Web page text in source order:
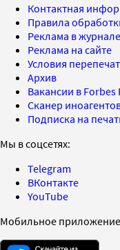
Контактная
Правила
Реклама в журнале
Реклама на сайте
Условия
Архив
Вакансии в Forbes
Сканер
Подписка на
Мы в соцсетях:
Telegram
ВКонтакте
YouTube
Мобильное